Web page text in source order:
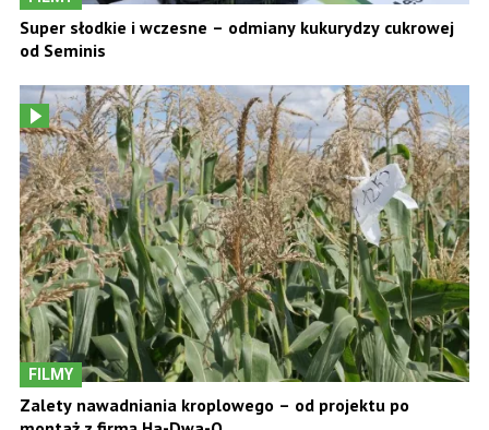
Super słodkie i wczesne – odmiany kukurydzy cukrowej
od Seminis
FILMY
Zalety nawadniania kroplowego – od projektu po